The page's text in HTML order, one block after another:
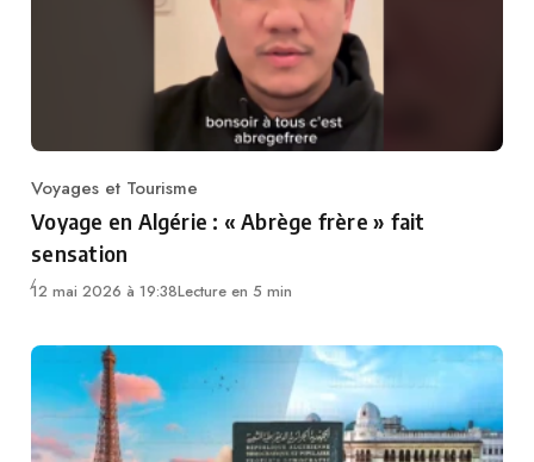
Category
Voyages et Tourisme
Voyage en Algérie : « Abrège frère » fait
sensation
12 mai 2026 à 19:38Lecture en 5 min